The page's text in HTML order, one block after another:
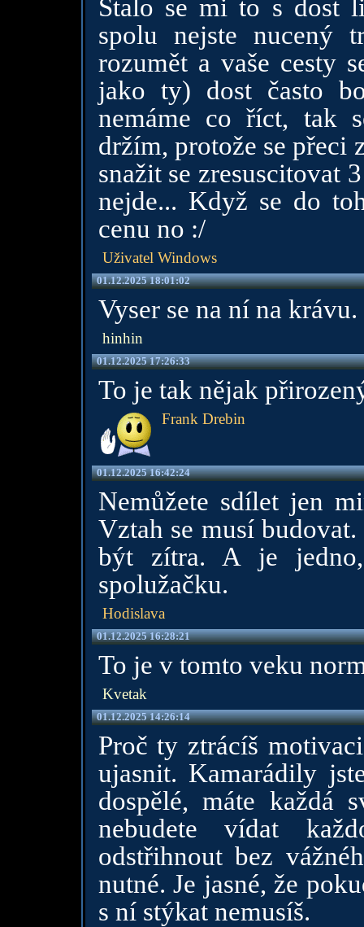
Stalo se mi to s dost
spolu nejste nucený
rozumět a vaše cesty
jako ty) dost často
nemáme co říct, tak
držím, protože se přeci
snažit se zresuscitovat
nejde... Když se do
cenu no :/
Uživatel Windows
01.12.2025 18:01:02
Vyser se na ní na
hinhin
01.12.2025 17:26:33
To je tak nějak
Frank Drebin
01.12.2025 16:42:24
Nemůžete sdílet jen
Vztah se musí
být zítra. A je
spolužačku.
Hodislava
01.12.2025 16:28:21
To je v tomto veku
Kvetak
01.12.2025 14:26:14
Proč ty ztrácíš
ujasnit. Kamarádily
dospělé, máte každá
nebudete vídat
odstřihnout bez
nutné. Je jasné, že
s ní stýkat nemusíš.